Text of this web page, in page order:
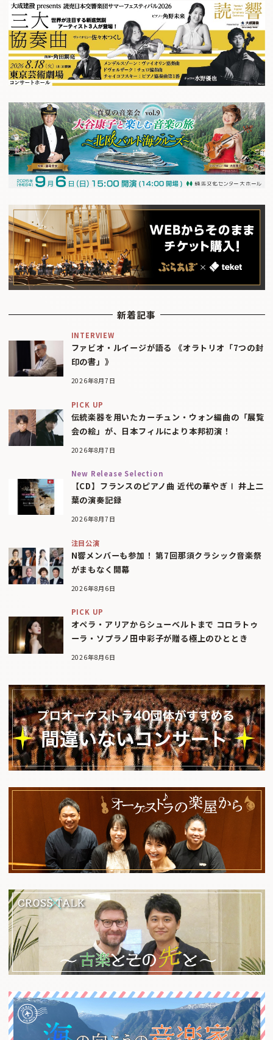
新着記事
INTERVIEW
ファビオ・ルイージが語る 《オラトリオ「7つの封
印の書」》
2026年8月7日
PICK UP
伝統楽器を用いたカーチュン・ウォン編曲の「展覧
会の絵」が、日本フィルにより本邦初演！
2026年8月7日
New Release Selection
【CD】フランスのピアノ曲 近代の華やぎⅠ 井上二
葉の演奏記録
2026年8月7日
注目公演
N響メンバーも参加！ 第7回那須クラシック音楽祭
がまもなく開幕
2026年8月6日
PICK UP
オペラ・アリアからシューベルトまで コロラトゥ
ーラ・ソプラノ田中彩子が贈る極上のひととき
2026年8月6日